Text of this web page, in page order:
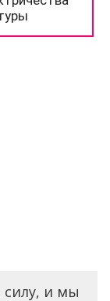
и мы